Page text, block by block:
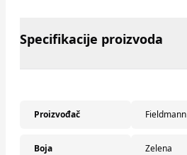
Specifikacije proizvoda
Proizvođač Fieldmann
Boja Zelena